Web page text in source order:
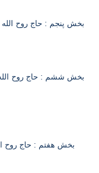
بخش پنجم : حاج روح الله
بخش ششم : حاج روح
بخش هفتم : حاج روح